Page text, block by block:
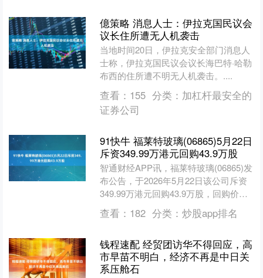
億策略 消息人士：伊拉克国民议会
议长住所遭无人机袭击
当地时间20日，伊拉克安全部门消息人
士称，伊拉克国民议会议长海巴特·哈勒
布西的住所遭不明无人机袭击。....
查看： 155 分类： 加杠杆最安全的
证券公司
91快牛 福莱特玻璃(06865)5月22日
斥资349.99万港元回购43.9万股
智通财经APP讯，福莱特玻璃(06865)发
布公告，于2026年5月22日该公司斥资
349.99万港元回购43.9万股，回购价格
为每股7.9-7.99港元。....
查看： 182 分类： 炒股app排名
钱程速配 经贸团访华不得回应，高
市早苗不明白，经济不再是中日关
系压舱石